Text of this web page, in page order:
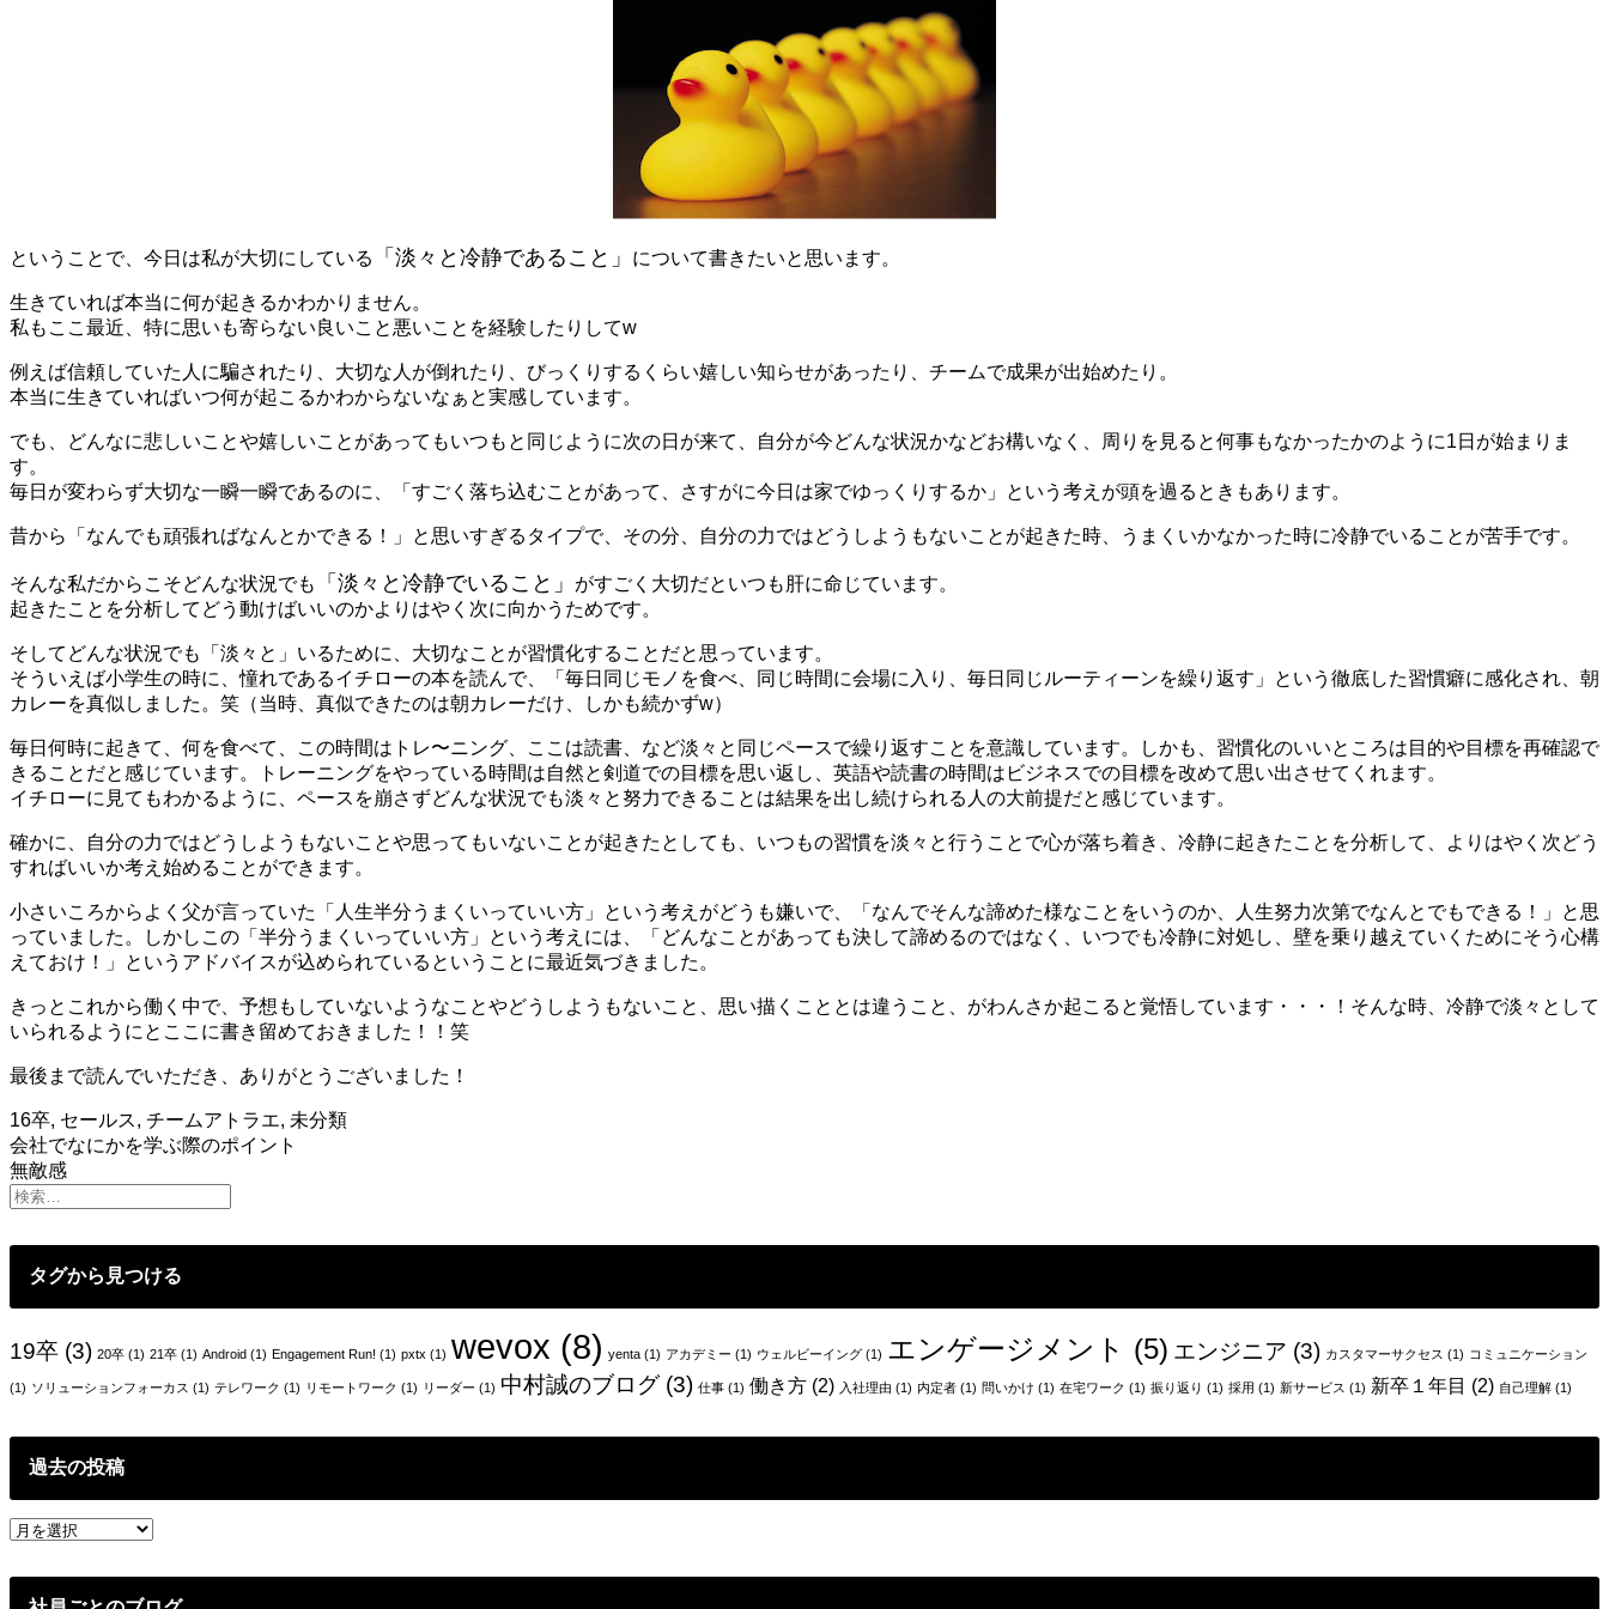
ということで、今日は私が大切にしている 「淡々と冷静であること」 について書きたいと思います。
生きていれば本当に何が起きるかわかりません。
私もここ最近、特に思いも寄らない良いこと悪いことを経験したりしてw
例えば信頼していた人に騙されたり、大切な人が倒れたり、びっくりするくらい嬉しい知らせがあったり、チームで成果が出始めたり。
本当に生きていればいつ何が起こるかわからないなぁと実感しています。
でも、どんなに悲しいことや嬉しいことがあってもいつもと同じように次の日が来て、自分が今どんな状況かなどお構いなく、周りを見ると何事もなかったかのように1日が始まりま
す。
毎日が変わらず大切な一瞬一瞬であるのに、「すごく落ち込むことがあって、さすがに今日は家でゆっくりするか」という考えが頭を過るときもあります。
昔から「なんでも頑張ればなんとかできる！」と思いすぎるタイプで、その分、自分の力ではどうしようもないことが起きた時、うまくいかなかった時に冷静でいることが苦手です。
そんな私だからこそどんな状況でも 「淡々と冷静でいること」
がすごく大切だといつも肝に命じています。
起きたことを分析してどう動けばいいのかよりはやく次に向かうためです。
そしてどんな状況でも「淡々と」いるために、大切なことが習慣化することだと思っています。
そういえば小学生の時に、憧れであるイチローの本を読んで、「毎日同じモノを食べ、同じ時間に会場に入り、毎日同じルーティーンを繰り返す」という徹底した習慣癖に感化され、朝
カレーを真似しました。笑（当時、真似できたのは朝カレーだけ、しかも続かずw）
毎日何時に起きて、何を食べて、この時間はトレ〜ニング、ここは読書、など淡々と同じペースで繰り返すことを意識しています。しかも、習慣化のいいところは目的や目標を再確認で
きることだと感じています。トレーニングをやっている時間は自然と剣道での目標を思い返し、英語や読書の時間はビジネスでの目標を改めて思い出させてくれます。
イチローに見てもわかるように、ペースを崩さずどんな状況でも淡々と努力できることは結果を出し続けられる人の大前提だと感じています。
確かに、自分の力ではどうしようもないことや思ってもいないことが起きたとしても、いつもの習慣を淡々と行うことで心が落ち着き、冷静に起きたことを分析して、よりはやく次どう
すればいいか考え始めることができます。
小さいころからよく父が言っていた「人生半分うまくいっていい方」という考えがどうも嫌いで、「なんでそんな諦めた様なことをいうのか、人生努力次第でなんとでもできる！」と思
っていました。しかしこの「半分うまくいっていい方」という考えには、「どんなことがあっても決して諦めるのではなく、いつでも冷静に対処し、壁を乗り越えていくためにそう心構
えておけ！」というアドバイスが込められているということに最近気づきました。
きっとこれから働く中で、予想もしていないようなことやどうしようもないこと、思い描くこととは違うこと、がわんさか起こると覚悟しています・・・！そんな時、冷静で淡々として
いられるようにとここに書き留めておきました！！笑
最後まで読んでいただき、ありがとうございました！
16卒, セールス, チームアトラエ, 未分類
投
稿
ビ
ゲ
ー
シ
ン
会社でなにかを学ぶ際のポイント
無敵感
タグから見つける
19卒 (3) 20卒 (1) 21卒 (1) Android (1) Engagement Run! (1) pxtx (1) wevox (8) yenta (1) アカデミー (1) ウェルビーイング (1) エンゲージメント (5) エンジニア (3) カスタマーサクセス (1) コミュニケーション
(1) ソリューションフォーカス (1) テレワーク (1) リモートワーク (1) リーダー (1) 中村誠のブログ(3) 仕事 (1) 働き方 (2) 入社理由 (1) 内定者 (1) 問いかけ (1) 在宅ワーク (1) 振り返り (1) 採用 (1) 新サービス (1) 新卒１年目 (2) 自己理解 (1)
過去の投稿
過
の